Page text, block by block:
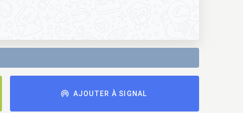
AJOUTER À SIGNAL